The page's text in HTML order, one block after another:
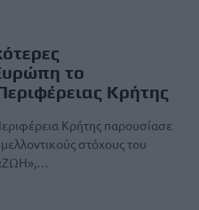
το
Κρήτης
Κρήτης παρουσίασε
στόχους του